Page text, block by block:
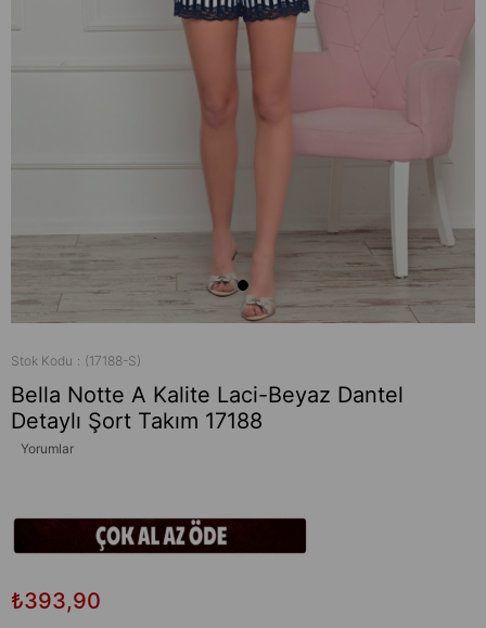
Stok Kodu (17188-S)
Bella Notte A Kalite Laci-Beyaz Dantel
Detaylı Şort Takım 17188
Yorumlar
₺393,90